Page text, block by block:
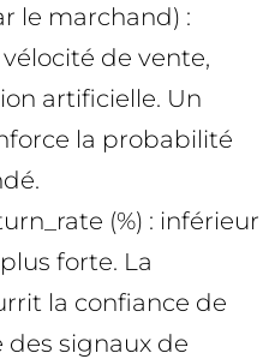
le marchand) :
de vente,
artificielle. Un
la probabilité
(%) : inférieur
forte. La
la confiance de
des signaux de